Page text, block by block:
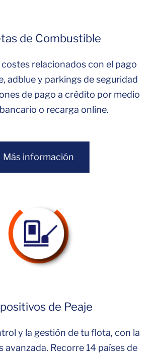
de Combustible
relacionados con el pago
adblue y parkings de seguridad
de pago a crédito por medio
o recarga online.
Más información
de Peaje
y la gestión de tu flota, con la
avanzada. Recorre 14 países de